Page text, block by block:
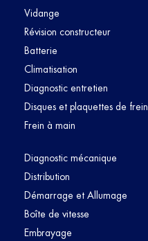
Vidange
Révision constructeur
Batterie
Climatisation
Diagnostic entretien
Disques et plaquettes de frein
Frein à main
Diagnostic mécanique
Distribution
Démarrage et Allumage
Boîte de vitesse
Embrayage